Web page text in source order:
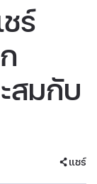
ร์
สมกับ
แชร์